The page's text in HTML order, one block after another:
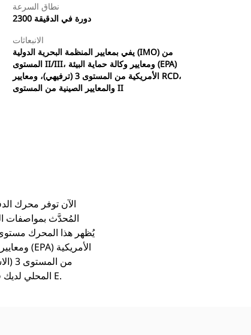
نطاق السرعة
2300 دورة في الدقيقة
الانبعاثات
يفي بمعايير المنظمة البحرية الدولية (IMO) من
المستوى II/III، ومعايير وكالة حماية البيئة (EPA)
الأمريكية من المستوى 3 (ترفيهي)، ومعايير RCD،
والمعايير الصينية من المستوى II
يُظهر هذا المحرك مستوى
من
مناسبة جدًا لمواصفات الفئة D. يُرجى استشارة وكيل Cat Marine المحلي لديك في ما يتعلق باستخدام مواصفات الفئة E.